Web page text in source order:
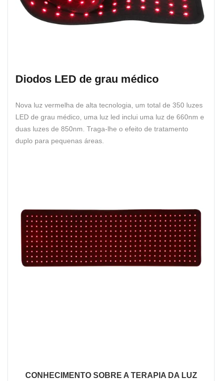
Diodos LED de grau médico
Nova luz vermelha de alta tecnologia, um total de 350 luzes
LED de grau médico, uma luz led inclui uma luz de 660nm e
duas luzes de 850nm. Traga-lhe o efeito de tratamento
duplo para pequenas áreas.
CONHECIMENTO SOBRE A TERAPIA DA LUZ